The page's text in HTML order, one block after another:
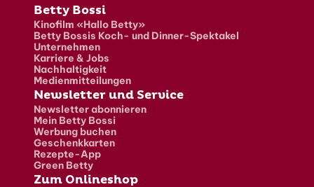
Fusszeile
Betty Bossi
Kinofilm «Hallo Betty»
Betty Bossis Koch- und Dinner-Spektakel
Unternehmen
Karriere & Jobs
Nachhaltigkeit
Medienmitteilungen
Newsletter und Service
Newsletter abonnieren
Mein Betty Bossi
Werbung buchen
Geschenkkarten
Rezepte-App
Green Betty
Zum Onlineshop